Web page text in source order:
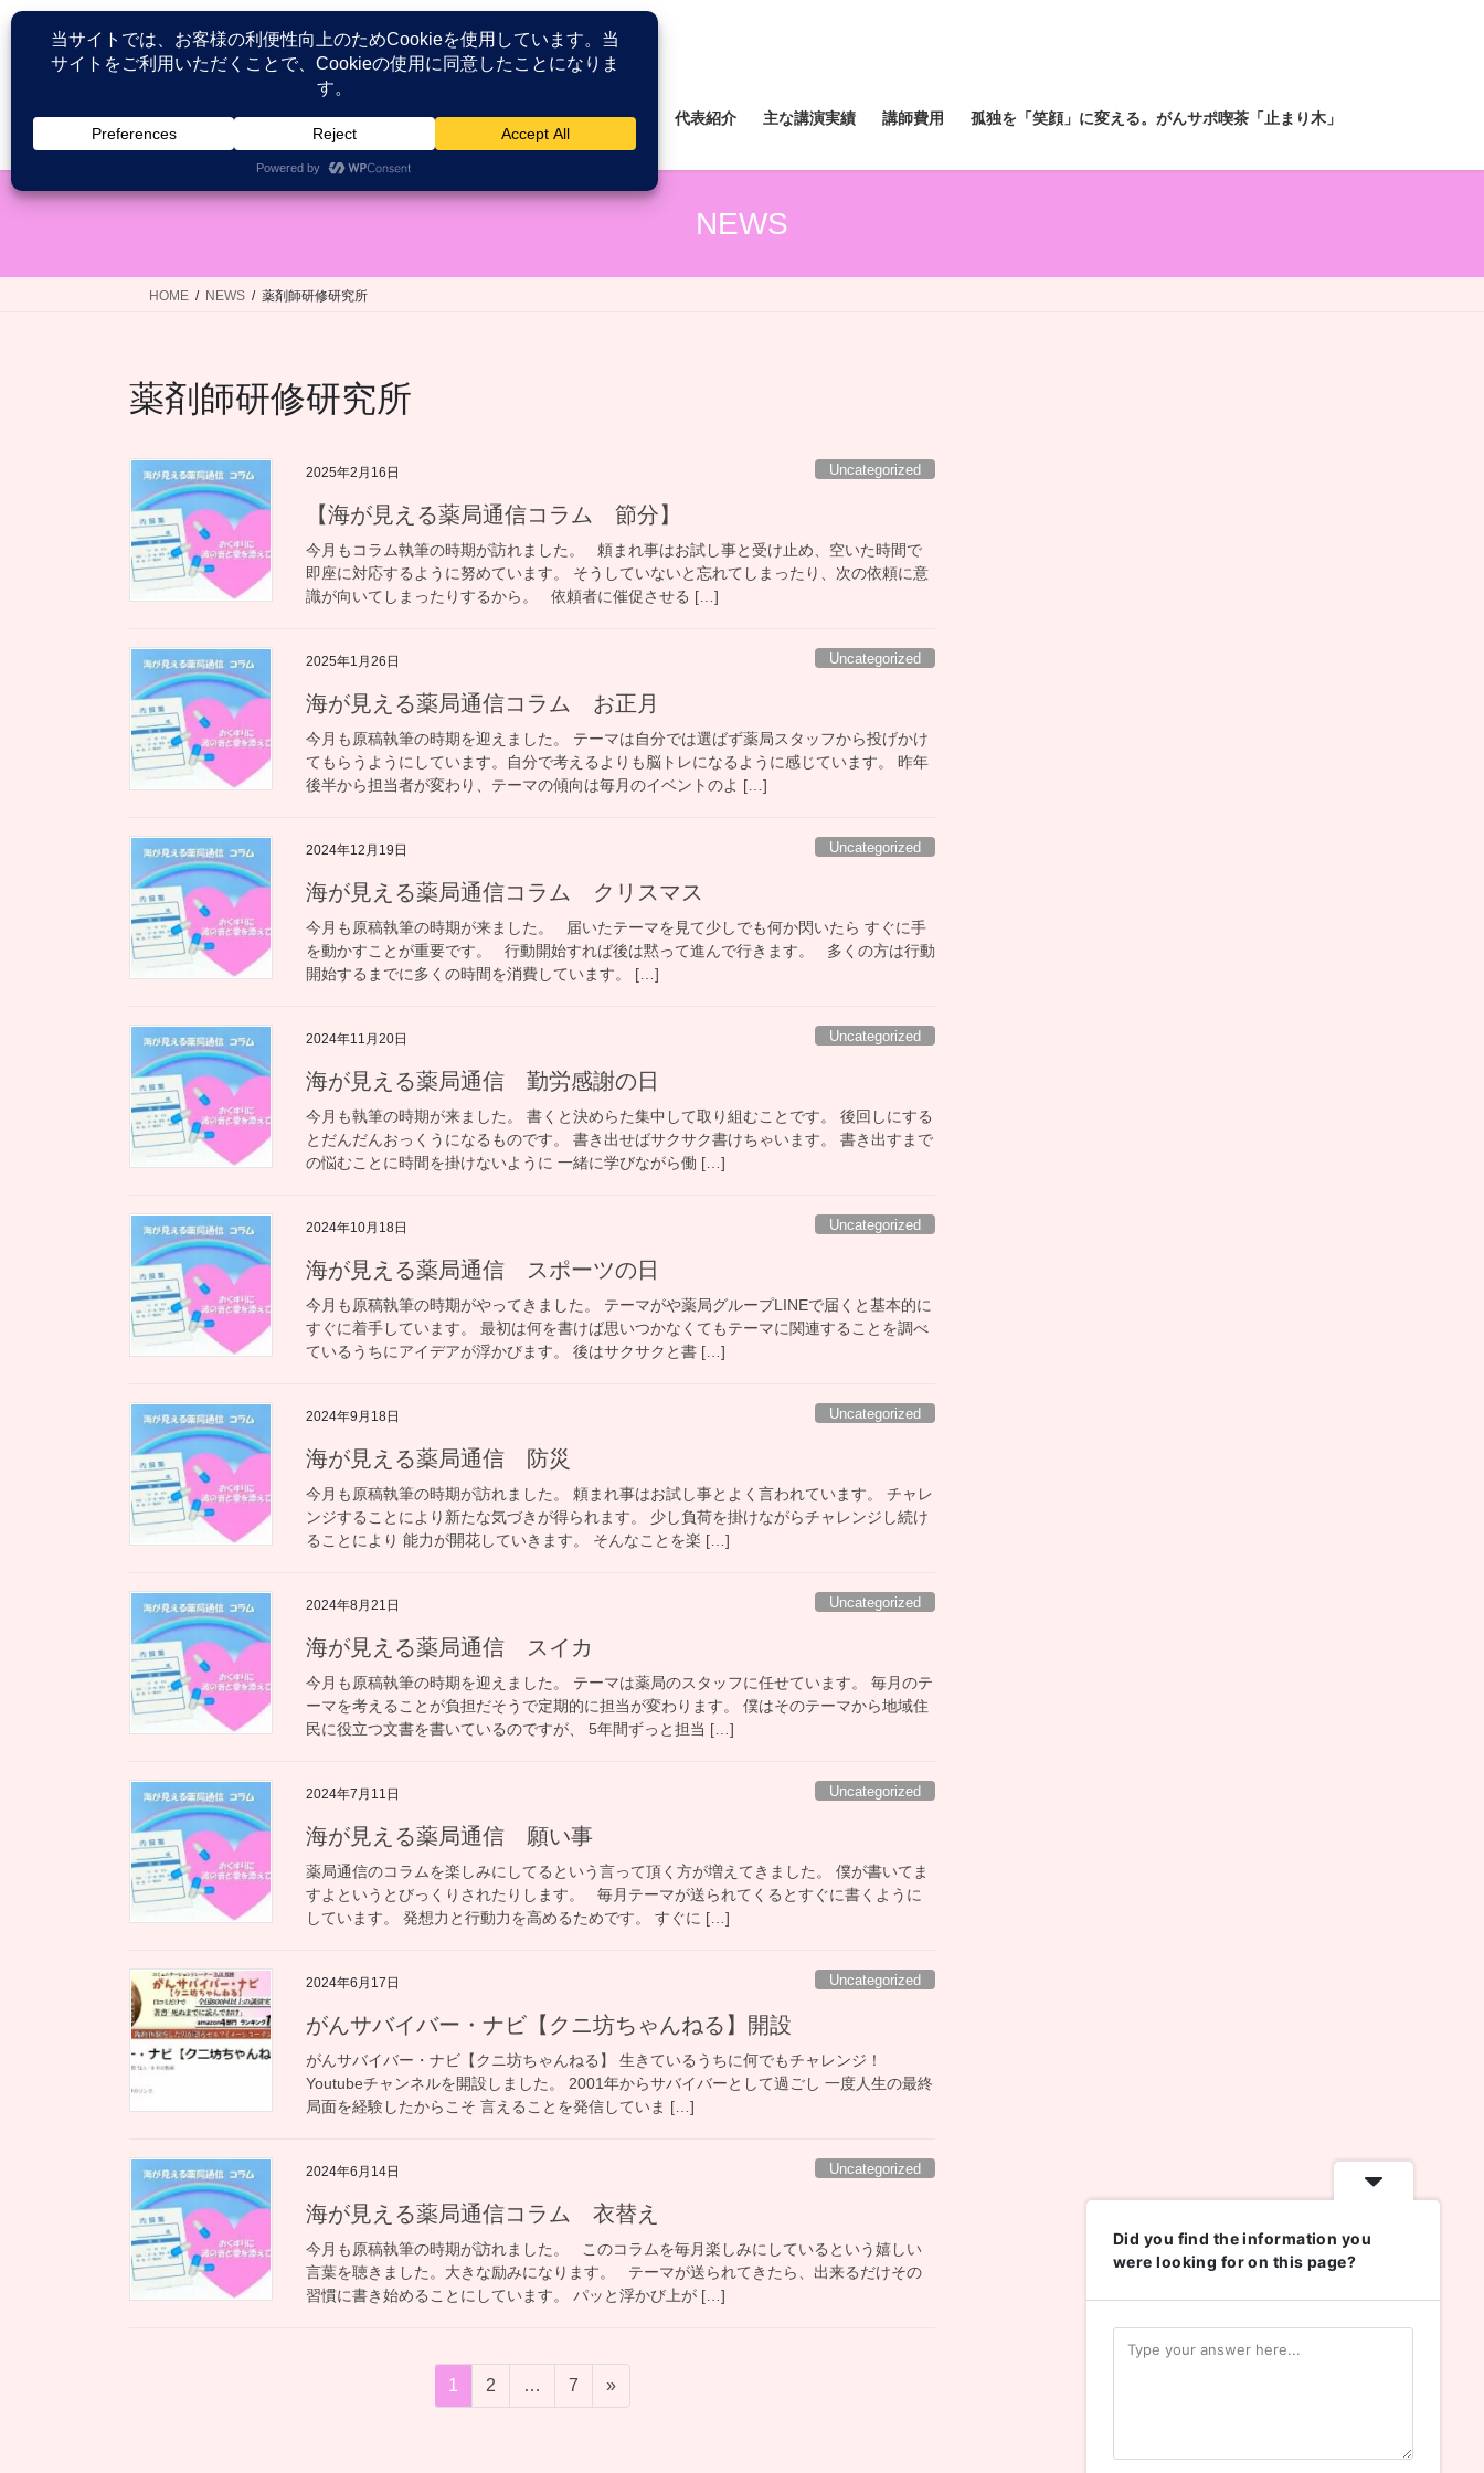
コ
ス
キ
ナ
ン
に
HOME 患者が語る医療接遇研究所 薬剤師研修研究所 代表紹介 主な講演実績 講師費用 孤独を「笑顔」に変える。がんサポ喫茶「止まり木」
NEWS
HOME NEWS 薬剤師研修研究所
薬剤師研修研究所
2025年2月16日 Uncategorized
【海が見える薬局通信コラム 節分】
今月もコラム執筆の時期が訪れました。 頼まれ事はお試し事と受け止め、空いた時間で
即座に対応するように努めています。 そうしていないと忘れてしまったり、次の依頼に意
識が向いてしまったりするから。 依頼者に催促させる […]
2025年1月26日 Uncategorized
海が見える薬局通信コラム お正月
今月も原稿執筆の時期を迎えました。 テーマは自分では選ばず薬局スタッフから投げかけ
てもらうようにしています。自分で考えるよりも脳トレになるように感じています。 昨年
後半から担当者が変わり、テーマの傾向は毎月のイベントのよ […]
2024年12月19日 Uncategorized
海が見える薬局通信コラム クリスマス
今月も原稿執筆の時期が来ました。 届いたテーマを見て少しでも何か閃いたら すぐに手
を動かすことが重要です。 行動開始すれば後は黙って進んで行きます。 多くの方は行動
開始するまでに多くの時間を消費しています。 […]
2024年11月20日 Uncategorized
海が見える薬局通信 勤労感謝の日
今月も執筆の時期が来ました。 書くと決めらた集中して取り組むことです。 後回しにする
とだんだんおっくうになるものです。 書き出せばサクサク書けちゃいます。 書き出すまで
の悩むことに時間を掛けないように 一緒に学びながら働 […]
2024年10月18日 Uncategorized
海が見える薬局通信 スポーツの日
今月も原稿執筆の時期がやってきました。 テーマがや薬局グループLINEで届くと基本的に
すぐに着手しています。 最初は何を書けば思いつかなくてもテーマに関連することを調べ
ているうちにアイデアが浮かびます。 後はサクサクと書 […]
2024年9月18日 Uncategorized
海が見える薬局通信 防災
今月も原稿執筆の時期が訪れました。 頼まれ事はお試し事とよく言われています。 チャレ
ンジすることにより新たな気づきが得られます。 少し負荷を掛けながらチャレンジし続け
ることにより 能力が開花していきます。 そんなことを楽 […]
2024年8月21日 Uncategorized
海が見える薬局通信 スイカ
今月も原稿執筆の時期を迎えました。 テーマは薬局のスタッフに任せています。 毎月のテ
ーマを考えることが負担だそうで定期的に担当が変わります。 僕はそのテーマから地域住
民に役立つ文書を書いているのですが、 5年間ずっと担当 […]
2024年7月11日 Uncategorized
海が見える薬局通信 願い事
薬局通信のコラムを楽しみにしてるという言って頂く方が増えてきました。 僕が書いてま
すよというとびっくりされたりします。 毎月テーマが送られてくるとすぐに書くように
しています。 発想力と行動力を高めるためです。 すぐに […]
2024年6月17日 Uncategorized
がんサバイバー・ナビ【クニ坊ちゃんねる】開設
がんサバイバー・ナビ【クニ坊ちゃんねる】 生きているうちに何でもチャレンジ！
Youtubeチャンネルを開設しました。 2001年からサバイバーとして過ごし 一度人生の最終
局面を経験したからこそ 言えることを発信していま […]
2024年6月14日 Uncategorized
海が見える薬局通信コラム 衣替え
今月も原稿執筆の時期が訪れました。 このコラムを毎月楽しみにしているという嬉しい
言葉を聴きました。大きな励みになります。 テーマが送られてきたら、出来るだけその
習慣に書き始めることにしています。 パッと浮かび上が […]
固
定
1
固
定
2 …
固
定
7 »
Did you find the information you
were looking for on this page?